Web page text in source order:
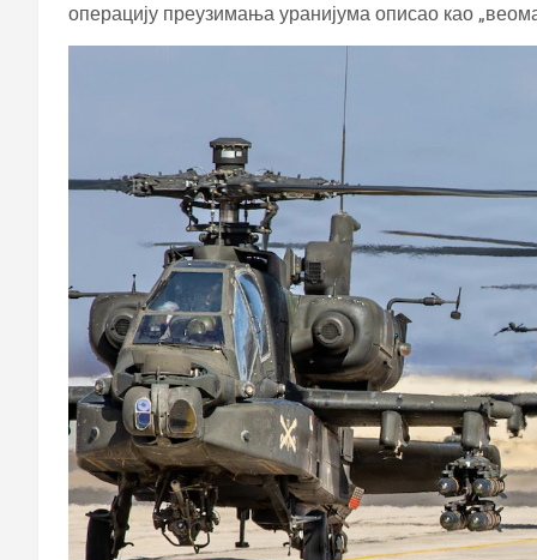
операцију преузимања уранијума описао као